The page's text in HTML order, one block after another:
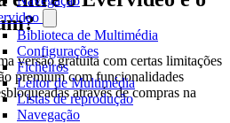
Biblioteca de Multimédia
Configurações
Ficheiros
Leitor de Multimédia
Listas de reprodução
Navegação
versão gratuita com certas limitações
premium com funcionalidades
através de compras na